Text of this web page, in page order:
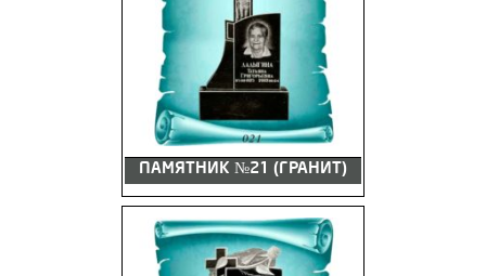
ПАМЯТНИК №21 (ГРАНИТ)